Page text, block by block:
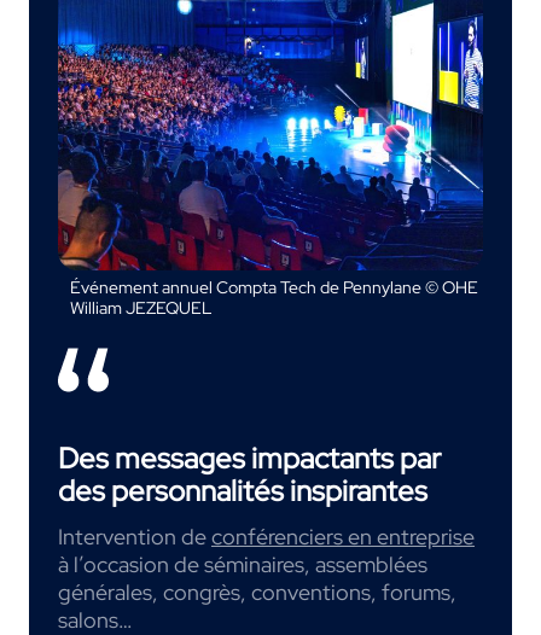
Événement annuel Compta Tech de Pennylane © OHE
William JEZEQUEL
Des messages impactants par
des personnalités inspirantes
Intervention deconférenciers en entreprise
à l’occasion de séminaires, assemblées
générales, congrès, conventions, forums,
salons…